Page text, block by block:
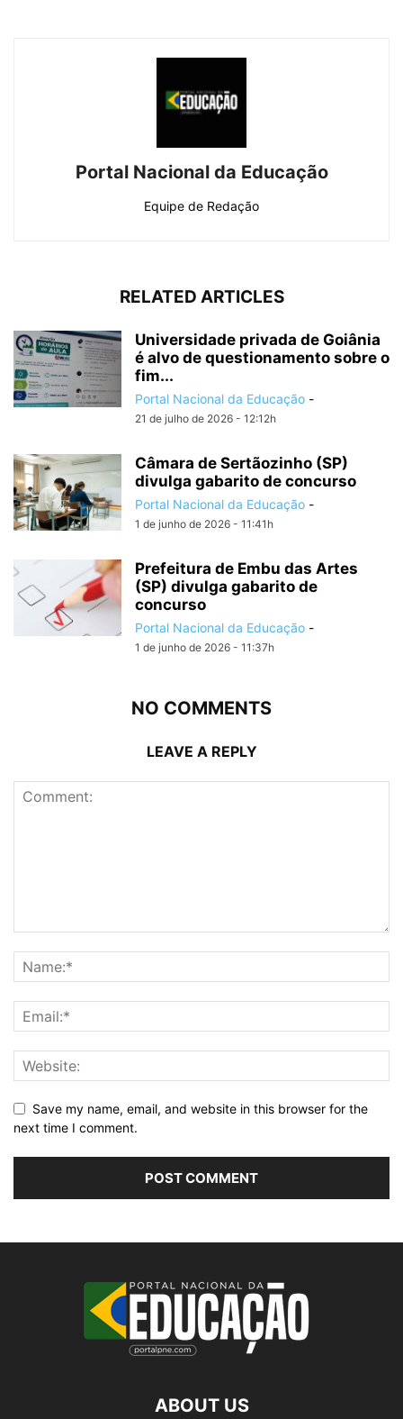
Portal Nacional da Educação
Equipe de Redação
RELATED ARTICLES
Universidade privada de Goiânia
é alvo de questionamento sobre o
fim...
Portal Nacional da Educação -
21 de julho de 2026 - 12:12h
Câmara de Sertãozinho (SP)
divulga gabarito de concurso
Portal Nacional da Educação -
1 de junho de 2026 - 11:41h
Prefeitura de Embu das Artes
(SP) divulga gabarito de
concurso
Portal Nacional da Educação -
1 de junho de 2026 - 11:37h
NO COMMENTS
LEAVE A REPLY
Save my name, email, and website in this browser for the
next time I comment.
ABOUT US